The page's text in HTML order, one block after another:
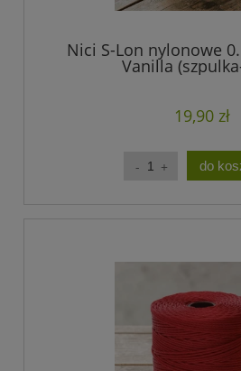
Nici S-Lon nylonowe
Vanilla
19,90 zł
do